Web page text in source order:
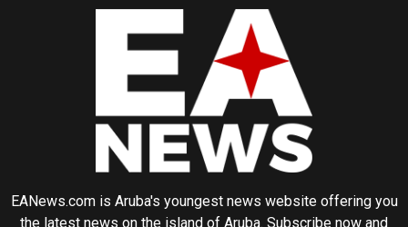
EANews.com is Aruba's youngest news website offering you
the latest news on the island of Aruba. Subscribe now and